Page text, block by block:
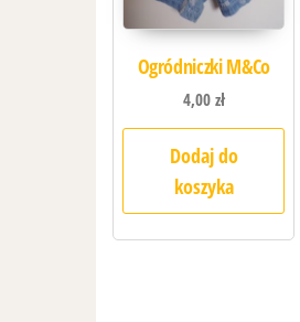
Ogródniczki M&Co
4,00zł
Dodaj do
koszyka